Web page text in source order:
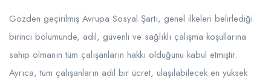
Gözden geçirilmiş Avrupa Sosyal Şartı, genel ilkeleri belirlediği
birinci bölümünde, adil, güvenli ve sağlıklı çalışma koşullarına
sahip olmanın tüm çalışanların hakkı olduğunu kabul etmiştir.
Ayrıca, tüm çalışanların adil bir ücret, ulaşılabilecek en yüksek